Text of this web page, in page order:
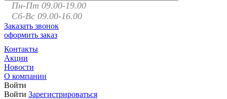
Пн-Пт 09.00-19.00
Сб-Вс 09.00-16.00
Заказать звонок
оформить заказ
Контакты
Акции
Новости
О компании
Войти
Войти Зарегистрироваться